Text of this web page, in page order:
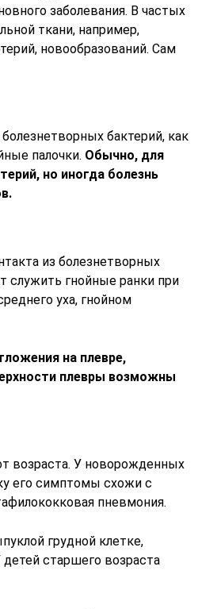
заболевания. В частых
ткани, например,
новообразований. Сам
бактерий, как
палочки. Обычно, для
но иногда болезнь
из болезнетворных
служить гнойные ранки при
уха, гнойном
на плевре,
плевры возможны
возраста. У новорожденных
его симптомы схожи с
пневмония.
грудной клетке,
старшего возраста